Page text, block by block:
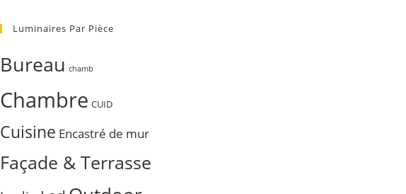
Luminaires Par Pièce
Bureau chamb
Chambre CUID
Cuisine Encastré de mur
Façade & Terrasse